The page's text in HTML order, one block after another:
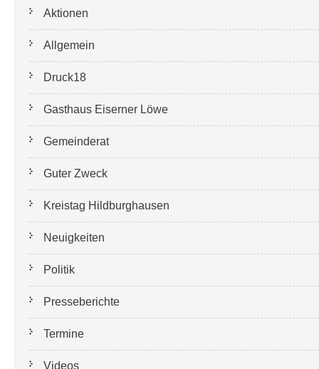
Aktionen
Allgemein
Druck18
Gasthaus Eiserner Löwe
Gemeinderat
Guter Zweck
Kreistag Hildburghausen
Neuigkeiten
Politik
Presseberichte
Termine
Videos